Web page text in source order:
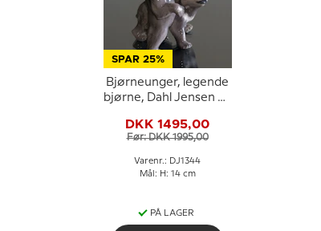
SPAR 25%
Bjørneunger, legende
bjørne, Dahl Jensen nr.
DKK 1495,00
Før: DKK 1995,00
Varenr.: DJ1344
Mål: H: 14 cm
PÅ LAGER